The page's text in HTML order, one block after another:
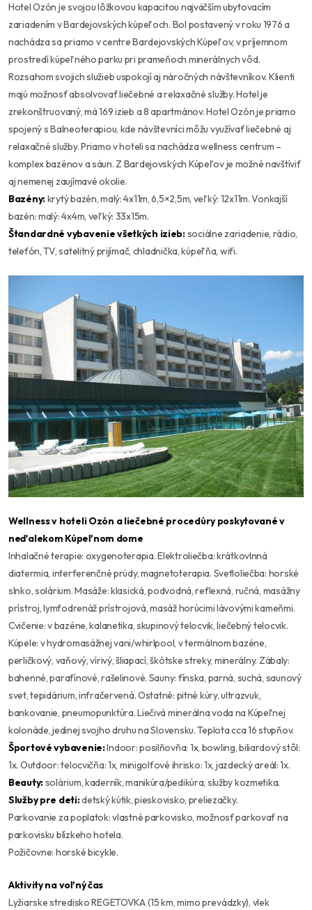
Hotel Ozón je svojou lôžkovou kapacitou najväčším ubytovacím
zariadením v Bardejovských kúpeľoch. Bol postavený v roku 1976 a
nachádza sa priamo v centre Bardejovských Kúpeľov, v príjemnom
prostredí kúpeľného parku pri prameňoch minerálnych vôd.
Rozsahom svojich služieb uspokojí aj náročných návštevníkov. Klienti
majú možnosť absolvovať liečebné a relaxačné služby. Hotel je
zrekonštruovaný, má 169 izieb a 8 apartmánov. Hotel Ozón je priamo
spojený s Balneoterapiou, kde návštevníci môžu využívať liečebné aj
relaxačné služby. Priamo v hoteli sa nachádza wellness centrum –
komplex bazénov a sáun. Z Bardejovských Kúpeľov je možné navštíviť
aj nemenej zaujímavé okolie.
Bazény:krytý bazén, malý: 4x11m, 6,5×2,5m, veľký: 12x11m. Vonkajší
bazén: malý: 4x4m, veľký: 33x15m.
Štandardné vybavenie všetkých izieb:sociálne zariadenie, rádio,
telefón, TV, satelitný prijímač, chladnička, kúpeľňa, wifi.
Wellness v hoteli Ozón a liečebné procedúry poskytované v
neďalekom Kúpeľnom dome
Inhalačné terapie: oxygenoterapia. Elektroliečba: krátkovlnná
diatermia, interferenčné prúdy, magnetoterapia. Svetloliečba: horské
slnko, solárium. Masáže: klasická, podvodná, reflexná, ručná, masážny
prístroj, lymfodrenáž prístrojová, masáž horúcimi lávovými kameňmi.
Cvičenie: v bazéne, kalanetika, skupinový telocvik, liečebný telocvik.
Kúpele: v hydromasážnej vani/whirlpool, v termálnom bazéne,
perličkový, vaňový, vírivý, šliapací, škótske streky, minerálny. Zábaly:
bahenné, parafínové, rašelinové. Sauny: fínska, parná, suchá, saunový
svet, tepidárium, infračervená. Ostatné: pitné kúry, ultrazvuk,
bankovanie, pneumopunktúra. Liečivá minerálna voda na Kúpeľnej
kolonáde, jedinej svojho druhu na Slovensku. Teplota cca 16 stupňov.
Športové vybavenie:Indoor: posilňovňa: 1x, bowling, biliardový stôl:
1x. Outdoor: telocvičňa: 1x, minigolfové ihrisko: 1x, jazdecký areál: 1x.
Beauty:solárium, kaderník, manikúra/pedikúra, služby kozmetika.
Služby pre deti:detský kútik, pieskovisko, preliezačky.
Parkovanie za poplatok: vlastné parkovisko, možnosť parkovať na
parkovisku blízkeho hotela.
Požičovne: horské bicykle.
Aktivity na voľný čas
Lyžiarske stredisko REGETOVKA (15 km, mimo prevádzky), vlek